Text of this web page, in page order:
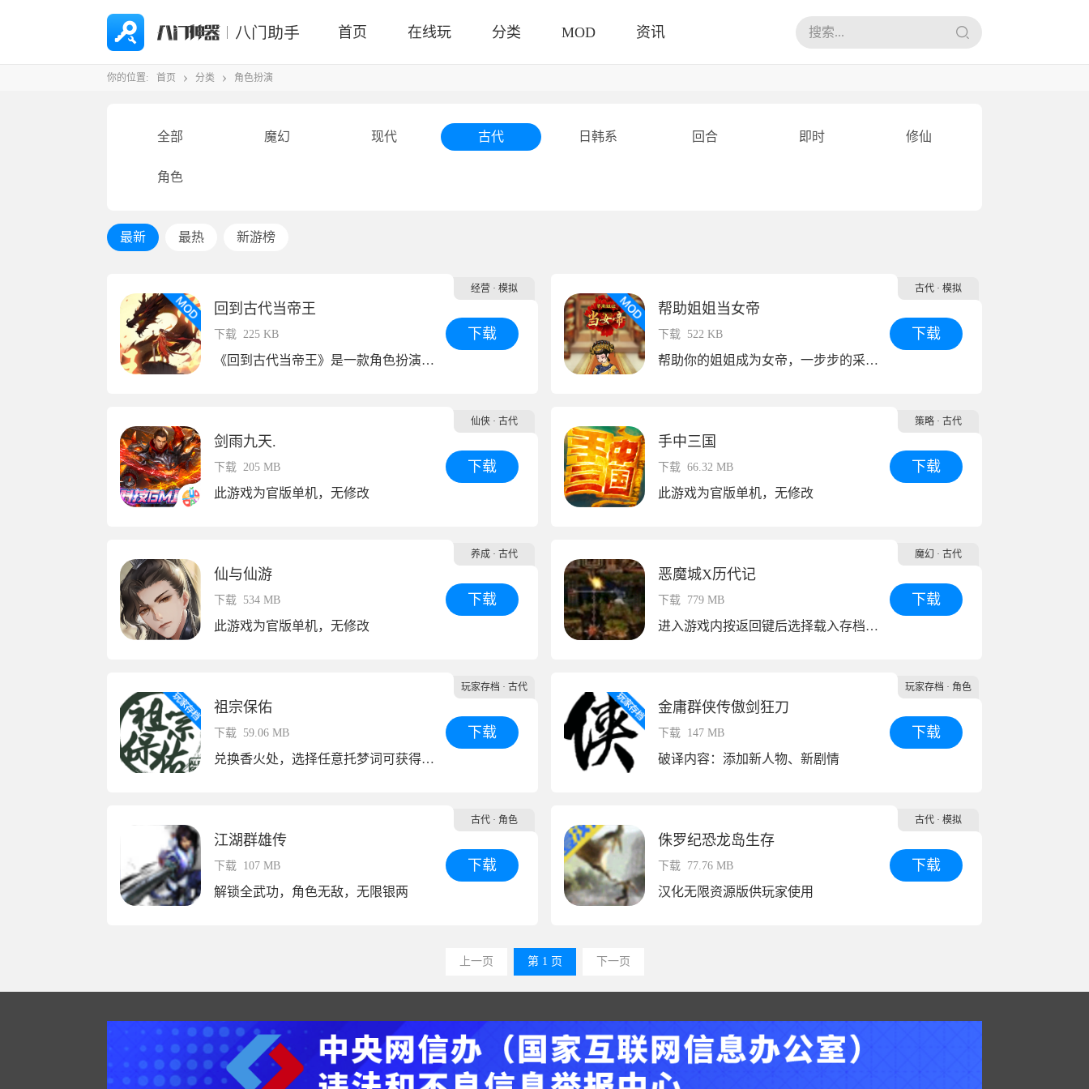
首页 在线玩 分类 MOD 资讯
你的位置: 首页 分类 角色扮演
全部 魔幻 现代 古代 日韩系 回合 即时 修仙
角色
最新 最热 新游榜
回到古代当帝王
下载 225 KB
《回到古代当帝王》是一款角色扮演类的RPG小游戏
下载
经营 · 模拟
帮助姐姐当女帝
下载 522 KB
帮助你的姐姐成为女帝，一步步的采用各种的手段和道具，提升各方面的数值获得支持和关注，最后成为女帝。
下载
古代 · 模拟
剑雨九天.
下载 205 MB
此游戏为官版单机，无修改
下载
仙侠 · 古代
手中三国
下载 66.32 MB
此游戏为官版单机，无修改
下载
策略 · 古代
仙与仙游
下载 534 MB
此游戏为官版单机，无修改
下载
养成 · 古代
恶魔城X历代记
下载 779 MB
进入游戏内按返回键后选择载入存档即可解锁所有关卡
下载
魔幻 · 古代
祖宗保佑
下载 59.06 MB
兑换香火处，选择任意托梦词可获得大量香火!
下载
玩家存档 · 古代
金庸群侠传傲剑狂刀
下载 147 MB
破译内容：添加新人物、新剧情
下载
玩家存档 · 角色
江湖群雄传
下载 107 MB
解锁全武功，角色无敌，无限银两
下载
古代 · 角色
侏罗纪恐龙岛生存
下载 77.76 MB
汉化无限资源版供玩家使用
下载
古代 · 模拟
上一页 第 1 页 下一页